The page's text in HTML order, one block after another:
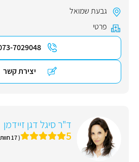
גבעת שמואל
פרטי
7029048
יצירת קשר
ד"ר סיגל דגן זיידמן
5 ( 17 חוות דעת )